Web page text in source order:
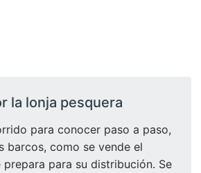
la lonja pesquera
para conocer paso a paso,
barcos, como se vende el
para su distribución. Se